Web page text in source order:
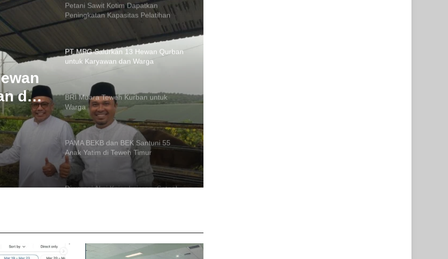
dan
PT MPG Salurkan 13 Hewan Qurban
untuk Karyawan dan Warga
BRI Muara Teweh Kurban untuk
Warga
PAMA BEKB dan BEK Santuni 55
Anak Yatim di Teweh Timur
Diwarnai Aksi Kejar-kejaran, Satpol
PP Ciduk Remaja yang Pesta Miras di
Eks Bandara Beringin
Kapolres Barito Utara Terima
Perkuat Kondusivitas Wilayah,
Dandim Muara Teweh Kunjungi Laung